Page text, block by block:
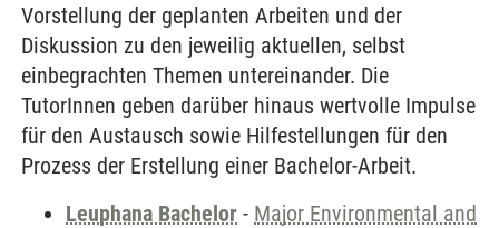
Vorstellung der geplanten Arbeiten und der
Diskussion zu den jeweilig aktuellen, selbst
einbegrachten Themen untereinander. Die
TutorInnen geben darüber hinaus wertvolle Impulse
für den Austausch sowie Hilfestellungen für den
Prozess der Erstellung einer Bachelor-Arbeit.
Leuphana Bachelor - Major Environmental and